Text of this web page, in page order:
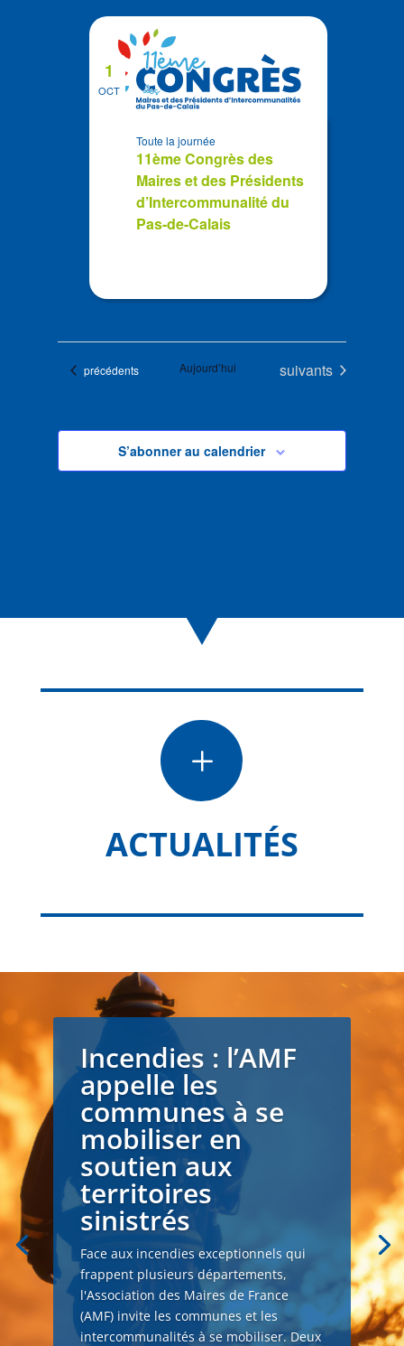
OCT
1
11ème Congrès des
Maires et des Présidents
d’Intercommunalité du
Pas-de-Calais
Toute la journée
Évènements
précédents Aujourd’hui Évènements
suivants
S’abonner au calendrier
L
ACTUALITÉS
Incendies : l’AMF
appelle les
communes à se
mobiliser en
soutien aux
territoires
sinistrés
Face aux incendies exceptionnels qui
frappent plusieurs départements,
l'Association des Maires de France
(AMF) invite les communes et les
intercommunalités à se mobiliser. Deux